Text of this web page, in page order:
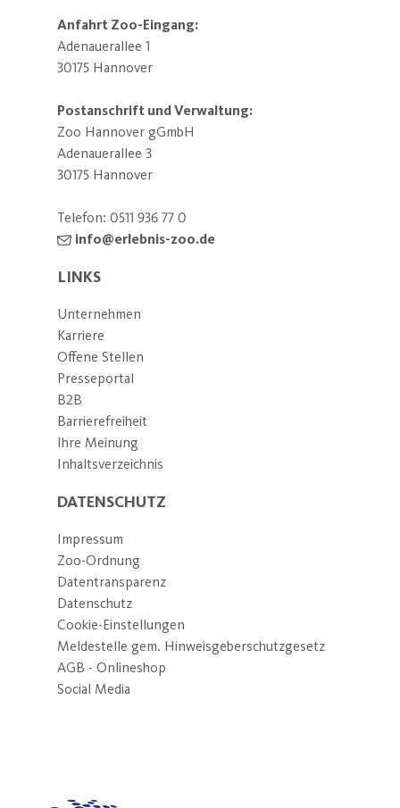
Anfahrt Zoo-Eingang:
Adenauerallee 1
30175 Hannover
Postanschrift und Verwaltung:
Zoo Hannover gGmbH
Adenauerallee 3
30175 Hannover
Telefon: 0511 936 77 0
info@erlebnis-zoo.de
LINKS
Unternehmen
Karriere
Offene Stellen
Presseportal
B2B
Barrierefreiheit
Ihre Meinung
Inhaltsverzeichnis
DATENSCHUTZ
Impressum
Zoo-Ordnung
Datentransparenz
Datenschutz
Cookie-Einstellungen
Meldestelle gem. Hinweisgeberschutzgesetz
AGB - Onlineshop
Social Media